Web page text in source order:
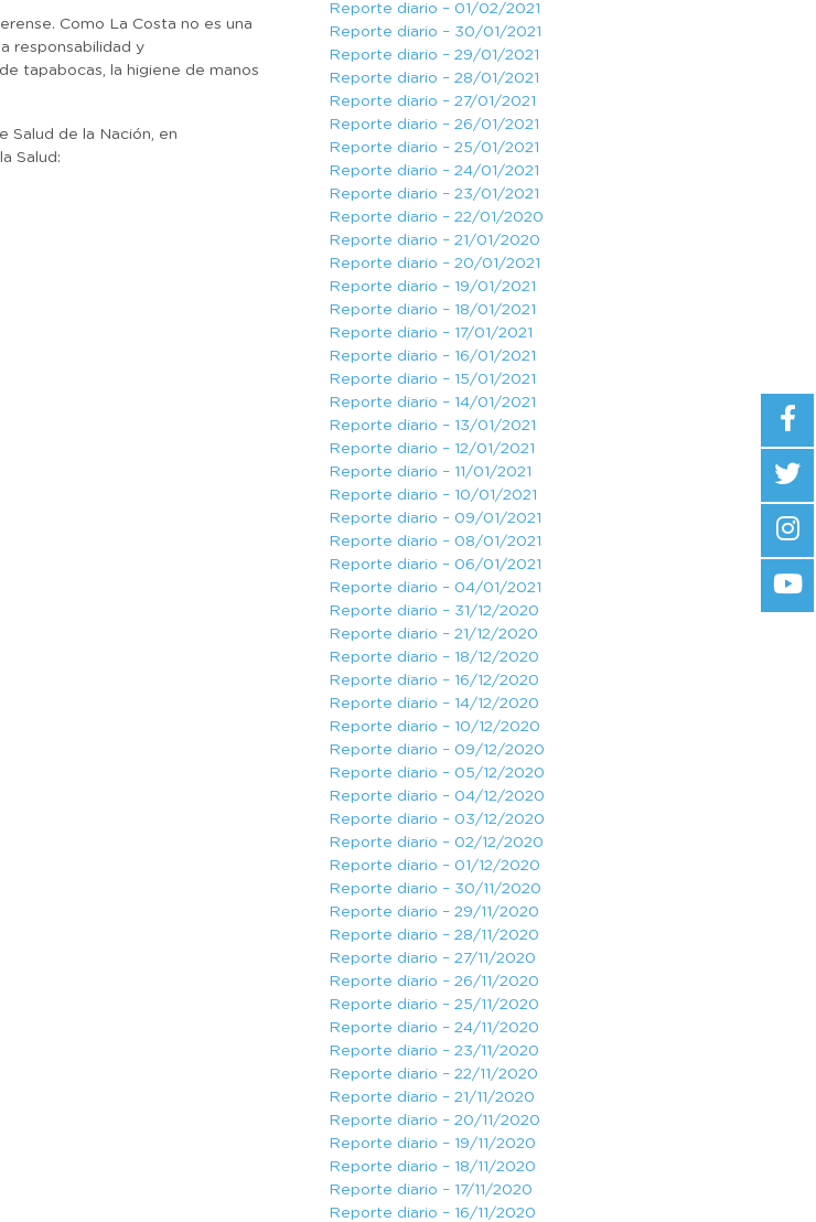
Como La Costa no es una
responsabilidad y
tapabocas, la higiene de manos
Salud de la Nación, en
Salud:
Reporte diario – 01/02/2021
Reporte diario – 30/01/2021
Reporte diario – 29/01/2021
Reporte diario – 28/01/2021
Reporte diario – 27/01/2021
Reporte diario – 26/01/2021
Reporte diario – 25/01/2021
Reporte diario – 24/01/2021
Reporte diario – 23/01/2021
Reporte diario – 22/01/2020
Reporte diario – 21/01/2020
Reporte diario – 20/01/2021
Reporte diario – 19/01/2021
Reporte diario – 18/01/2021
Reporte diario – 17/01/2021
Reporte diario – 16/01/2021
Reporte diario – 15/01/2021
Reporte diario – 14/01/2021
Reporte diario – 13/01/2021
Reporte diario – 12/01/2021
Reporte diario – 11/01/2021
Reporte diario – 10/01/2021
Reporte diario – 09/01/2021
Reporte diario – 08/01/2021
Reporte diario – 06/01/2021
Reporte diario – 04/01/2021
Reporte diario – 31/12/2020
Reporte diario – 21/12/2020
Reporte diario – 18/12/2020
Reporte diario – 16/12/2020
Reporte diario – 14/12/2020
Reporte diario – 10/12/2020
Reporte diario – 09/12/2020
Reporte diario – 05/12/2020
Reporte diario – 04/12/2020
Reporte diario – 03/12/2020
Reporte diario – 02/12/2020
Reporte diario – 01/12/2020
Reporte diario – 30/11/2020
Reporte diario – 29/11/2020
Reporte diario – 28/11/2020
Reporte diario – 27/11/2020
Reporte diario – 26/11/2020
Reporte diario – 25/11/2020
Reporte diario – 24/11/2020
Reporte diario – 23/11/2020
Reporte diario – 22/11/2020
Reporte diario – 21/11/2020
Reporte diario – 20/11/2020
Reporte diario – 19/11/2020
Reporte diario – 18/11/2020
Reporte diario – 17/11/2020
Reporte diario – 16/11/2020